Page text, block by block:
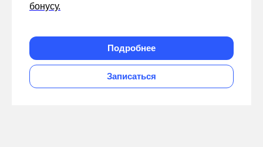
бонусу.
Подробнее
Записаться